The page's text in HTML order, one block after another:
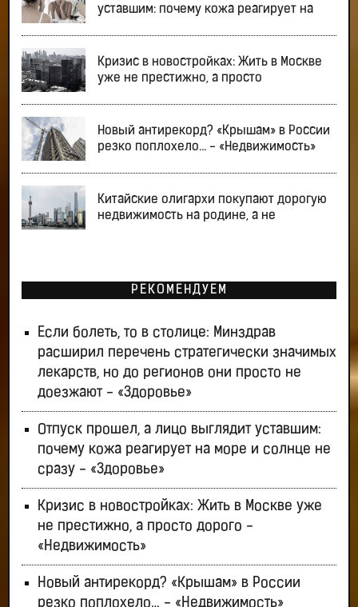
уставшим: почему кожа реагирует на
Кризис в новостройках: Жить в Москве
уже не престижно, а просто
Новый антирекорд? «Крышам» в России
резко поплохело… - «Недвижимость»
Китайские олигархи покупают дорогую
недвижимость на родине, а не
РЕКОМЕНДУЕМ
Если болеть, то в столице: Минздрав
расширил перечень стратегически значимых
лекарств, но до регионов они просто не
доезжают - «Здоровье»
Отпуск прошел, а лицо выглядит уставшим:
почему кожа реагирует на море и солнце не
сразу - «Здоровье»
Кризис в новостройках: Жить в Москве уже
не престижно, а просто дорого -
«Недвижимость»
Новый антирекорд? «Крышам» в России
резко поплохело… - «Недвижимость»